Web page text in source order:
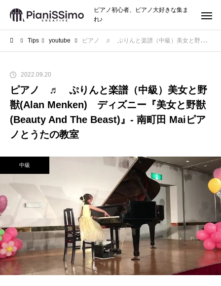
ピアノ初心者、ピアノ大好きな集ま
れ♪
Tips youtube ピアノ ♬ ぷりんと楽譜（中級）美女と野獣(Alan Menken) ディズニー『美女と野獣(Beauty And The Beast)』- 南町田 Maiピアノとうたの教室
2022.09.20
ピアノ ♬ ぷりんと楽譜（中級）美女と野
獣(Alan Menken) ディズニー『美女と野獣
(Beauty And The Beast)』- 南町田 Maiピア
ノとうたの教室
中級